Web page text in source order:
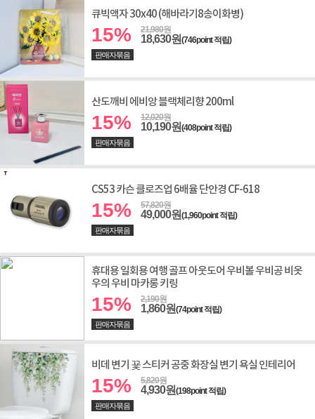
큐빅액자 30x40 (해바라기8송이화병)
15% 21,980원
18,630원(746point 적립)
판매자묶음
산도깨비 에비앙 블랙체리향 200ml
15% 12,020원
10,190원(408point 적립)
판매자묶음
CS53 카슨 클로즈업 6배율 단안경 CF-618
15% 57,820원
49,000원(1,960point 적립)
판매자묶음
휴대용 일회용 여행 골프 아웃도어 우비볼 우비공 비옷
우의 우비 마카롱 키링
15% 2,190원
1,860원(74point 적립)
판매자묶음
비데 변기 꾳 스티커 공중 화장실 변기 욕실 인테리어
15% 5,820원
4,930원(198point 적립)
판매자묶음